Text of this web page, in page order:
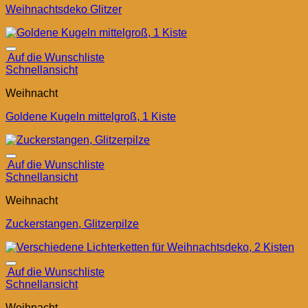
Weihnachtsdeko Glitzer
Auf die Wunschliste
Schnellansicht
Weihnacht
Goldene Kugeln mittelgroß, 1 Kiste
Auf die Wunschliste
Schnellansicht
Weihnacht
Zuckerstangen, Glitzerpilze
Auf die Wunschliste
Schnellansicht